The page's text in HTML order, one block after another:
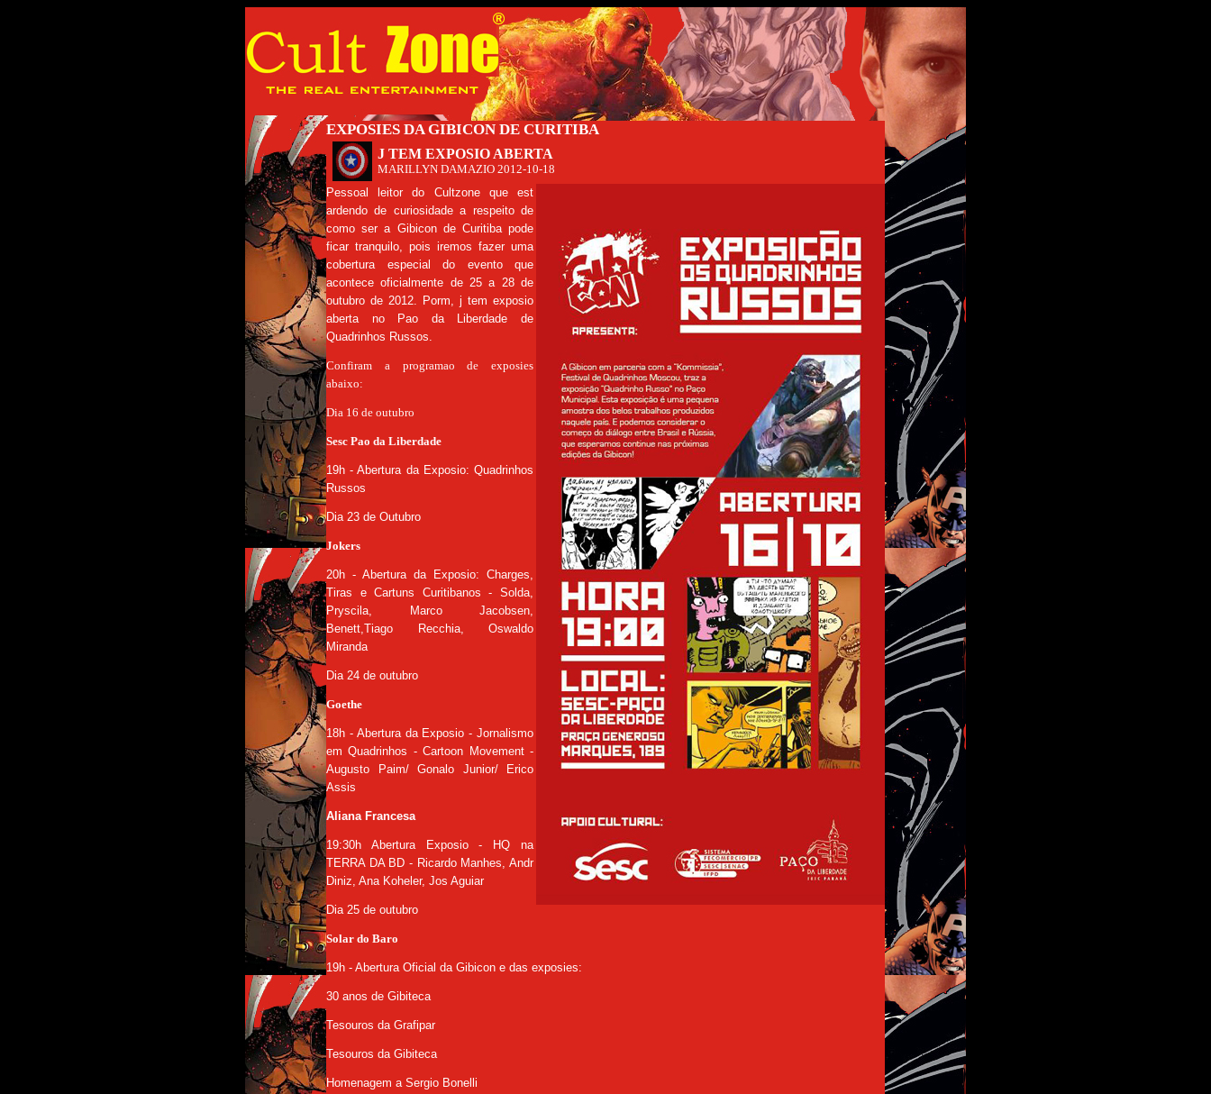
EXPOSIES DA GIBICON DE CURITIBA
J TEM EXPOSIO ABERTA
MARILLYN DAMAZIO 2012-10-18
Pessoal leitor do Cultzone que est
ardendo de curiosidade a respeito de
como ser a Gibicon de Curitiba pode
ficar tranquilo, pois iremos fazer uma
cobertura especial do evento que
acontece oficialmente de 25 a 28 de
outubro de 2012. Porm, j tem exposio
aberta no Pao da Liberdade de
Quadrinhos Russos.
Confiram a programao de exposies
abaixo:
Dia 16 de outubro
Sesc Pao da Liberdade
19h - Abertura da Exposio: Quadrinhos
Russos
Dia 23 de Outubro
Jokers
20h - Abertura da Exposio: Charges,
Tiras e Cartuns Curitibanos - Solda,
Pryscila, Marco Jacobsen,
Benett,Tiago Recchia, Oswaldo
Miranda
Dia 24 de outubro
Goethe
18h - Abertura da Exposio - Jornalismo
em Quadrinhos - Cartoon Movement -
Augusto Paim/ Gonalo Junior/ Erico
Assis
Aliana Francesa
19:30h Abertura Exposio - HQ na
TERRA DA BD - Ricardo Manhes, Andr
Diniz, Ana Koheler, Jos Aguiar
Dia 25 de outubro
Solar do Baro
19h - Abertura Oficial da Gibicon e das exposies:
30 anos de Gibiteca
Tesouros da Grafipar
Tesouros da Gibiteca
Homenagem a Sergio Bonelli